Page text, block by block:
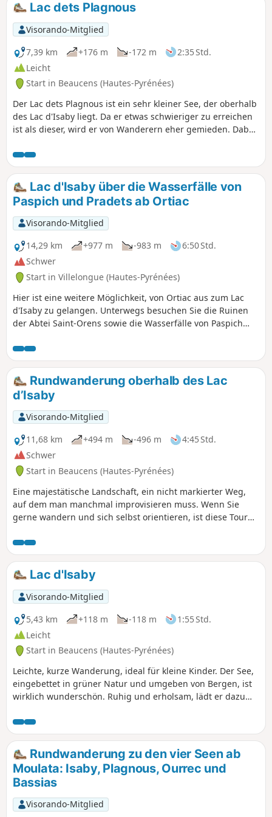
Lac dets Plagnous
Visorando-Mitglied
7,39 km
+176 m -172 m
2:35 Std.
Leicht
Start in Beaucens (Hautes-Pyrénées)
Der Lac dets Plagnous ist ein sehr kleiner See, der oberhalb
des Lac d'Isaby liegt. Da er etwas schwieriger zu erreichen
ist als dieser, wird er von Wanderern eher gemieden. Dabei
Ufern zu verweilen.
Lac d'Isaby über die Wasserfälle von
Paspich und Pradets ab Ortiac
Visorando-Mitglied
14,29 km
+977 m -983 m
6:50 Std.
Schwer
Start in Villelongue (Hautes-Pyrénées)
Hier ist eine weitere Möglichkeit, von Ortiac aus zum Lac
d'Isaby zu gelangen. Unterwegs besuchen Sie die Ruinen
der Abtei Saint-Orens sowie die Wasserfälle von Paspich
Aufstieg zur Cabane Picourlet aufsteigen.
Rundwanderung oberhalb des Lac
d’Isaby
Visorando-Mitglied
11,68 km
+494 m -496 m
4:45 Std.
Schwer
Start in Beaucens (Hautes-Pyrénées)
Eine majestätische Landschaft, ein nicht markierter Weg,
auf dem man manchmal improvisieren muss. Wenn Sie
gerne wandern und sich selbst orientieren, ist diese Tour
Familien mit Kindern zu empfehlen.Begeben Sie sich nicht
auf diese Wanderung, wenn in diesem Gebiet häufig Nebel
herrscht.GPX-Track empfohlen.
Lac d'Isaby
Visorando-Mitglied
5,43 km
+118 m -118 m
1:55 Std.
Leicht
Start in Beaucens (Hautes-Pyrénées)
Leichte, kurze Wanderung, ideal für kleine Kinder. Der See,
eingebettet in grüner Natur und umgeben von Bergen, ist
wirklich wunderschön. Ruhig und erholsam, lädt er dazu
Rundwanderung zu den vier Seen ab
Moulata: Isaby, Plagnous, Ourrec und
Bassias
Visorando-Mitglied